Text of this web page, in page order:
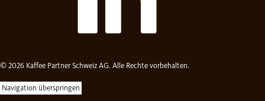
© 2026 Kaffee Partner Schweiz AG. Alle Rechte vorbehalten.
Navigation überspringen